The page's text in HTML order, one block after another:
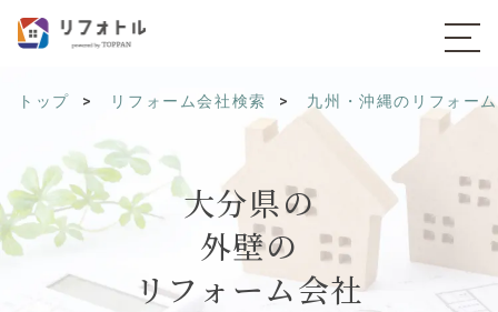
トップ リフォーム会社検索 九州・沖縄のリフォー
大分県の
外壁の
リフォーム会社